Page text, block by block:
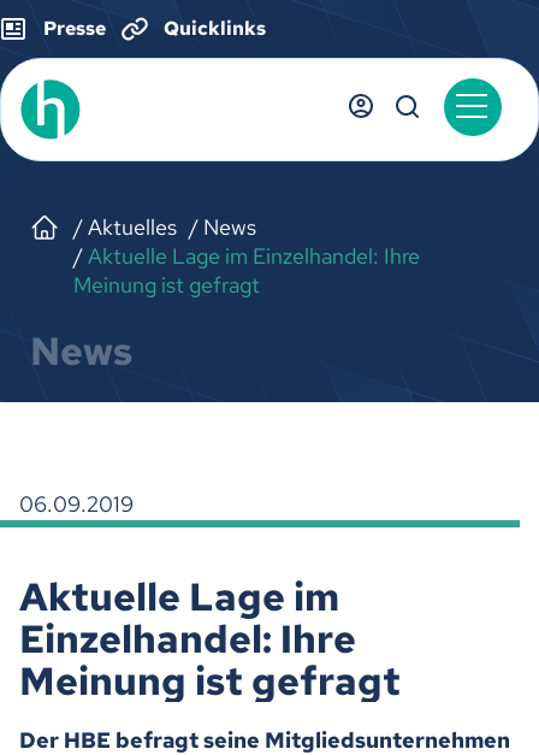
Presse Quicklinks
Aktuelles
News
Aktuelle Lage im Einzelhandel: Ihre
Meinung ist gefragt
News
06.09.2019
Aktuelle Lage im
Einzelhandel: Ihre
Meinung ist gefragt
Der HBE befragt seine Mitgliedsunternehmen